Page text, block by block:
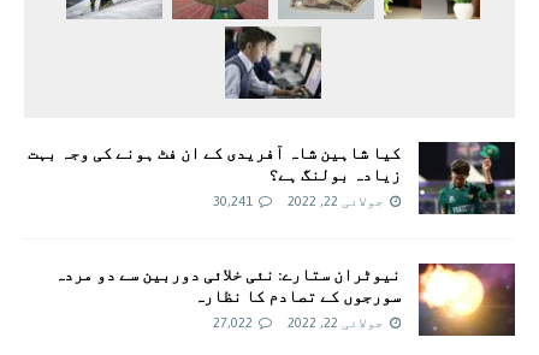
کیا شاہین شاہ آفریدی کے ان فٹ ہونے کی وجہ بہت
زیادہ بولنگ ہے؟
جولائی 22, 2022 30,241
نیوٹران ستارے: نئی خلائی دوربین سے دو مردہ
سورجوں کے تصادم کا نظارہ
جولائی 22, 2022 27,022